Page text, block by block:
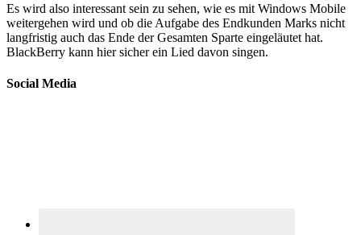
Es wird also interessant sein zu sehen, wie es mit Windows Mobile
weitergehen wird und ob die Aufgabe des Endkunden Marks nicht
langfristig auch das Ende der Gesamten Sparte eingeläutet hat.
BlackBerry kann hier sicher ein Lied davon singen.
Social Media